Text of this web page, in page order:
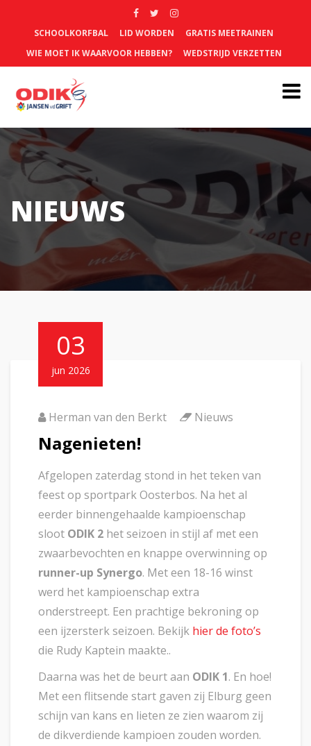
SCHOOLKORFBAL LID WORDEN
GRATIS MEETRAINEN
WIE MOET IK WAARVOOR HEBBEN?
WEDSTRIJD VERZETTEN
NIEUWS
03
jun 2026
Herman van den Berkt Nieuws
Nagenieten!
Afgelopen zaterdag stond in het teken van
feest op sportpark Oosterbos. Na het al
eerder binnengehaalde kampioenschap
sloot ODIK 2 het seizoen in stijl af met een
zwaarbevochten en knappe overwinning op
runner-up Synergo. Met een 18-16 winst
werd het kampioenschap extra
onderstreept. Een prachtige bekroning op
een ijzersterk seizoen. Bekijk hier de foto’s
die Rudy Kaptein maakte..
Daarna was het de beurt aan ODIK 1. En hoe!
Met een flitsende start gaven zij Elburg geen
schijn van kans en lieten ze zien waarom zij
de dikverdiende kampioen zouden worden.